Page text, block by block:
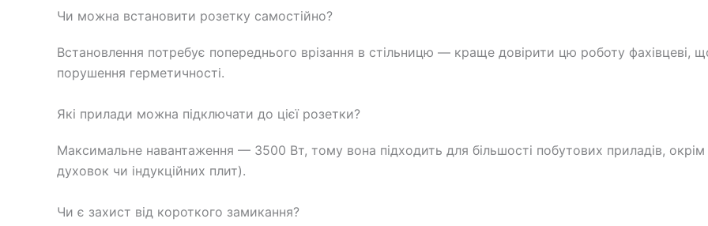
Чи можна встановити розетку самостійно?
Встановлення потребує попереднього врізання в стільницю — краще довірити цю роботу фахівцеві,
порушення герметичності.
Які прилади можна підключати до цієї розетки?
Максимальне навантаження — 3500 Вт, тому вона підходить для більшості побутових приладів,
духовок чи індукційних плит).
Чи є захист від короткого замикання?